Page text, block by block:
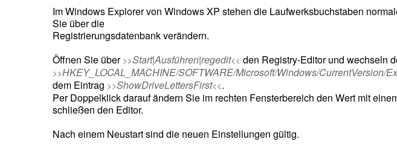
Im Windows Explorer von Windows XP stehen die Laufwerksbuchstaben
Sie über die
Registrierungsdatenbank verändern.
Öffnen Sie über >>Start|Ausführen|regedit<< den Registry-Editor und wechseln
>>HKEY_LOCAL_MACHINE/SOFTWARE/Microsoft/Windows/CurrentVersion/
dem Eintrag >>ShowDriveLettersFirst<<.
Per Doppelklick darauf ändern Sie im rechten Fensterbereich den Wert mit
schließen den Editor.
Nach einem Neustart sind die neuen Einstellungen gültig.